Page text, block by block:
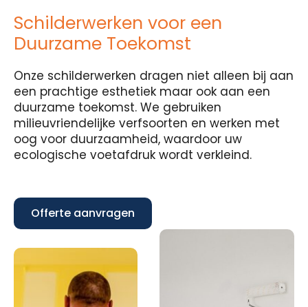
Schilderwerken voor een
Duurzame Toekomst
Onze schilderwerken dragen niet alleen bij aan
een prachtige esthetiek maar ook aan een
duurzame toekomst. We gebruiken
milieuvriendelijke verfsoorten en werken met
oog voor duurzaamheid, waardoor uw
ecologische voetafdruk wordt verkleind.
Offerte aanvragen